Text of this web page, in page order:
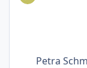
Petra